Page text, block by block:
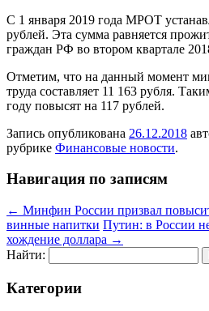
С 1 января 2019 года МРОТ
рублей. Эта сумма равняется
граждан РФ во втором квартале
Отметим, что на данный момент
труда составляет 11 163 рубля.
году повысят на 117 рублей.
Запись опубликована 26.12.2018
рубрике Финансовые новости.
Навигация по записям
← Минфин России призвал
винные напитки Путин: в России
хождение доллара →
Найти:
Категории